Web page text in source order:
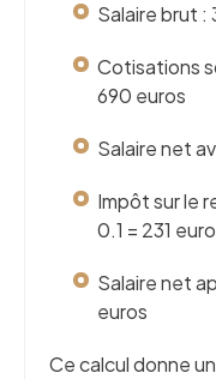
Salaire brut :
Cotisations
690 euros
Salaire net
Impôt sur le
0.1 = 231
Salaire net
euros
Ce calcul donne